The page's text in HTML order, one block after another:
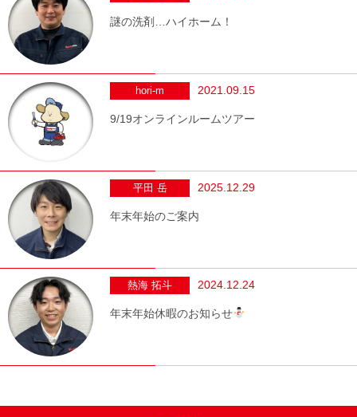
謎の洗剤…ハイホーム！
hori-m 2021.09.15
9/19オンラインルームツアー
平田 岳 2025.12.29
年末年始のご案内
熱海 拓斗 2024.12.24
年末年始休暇のお知らせ